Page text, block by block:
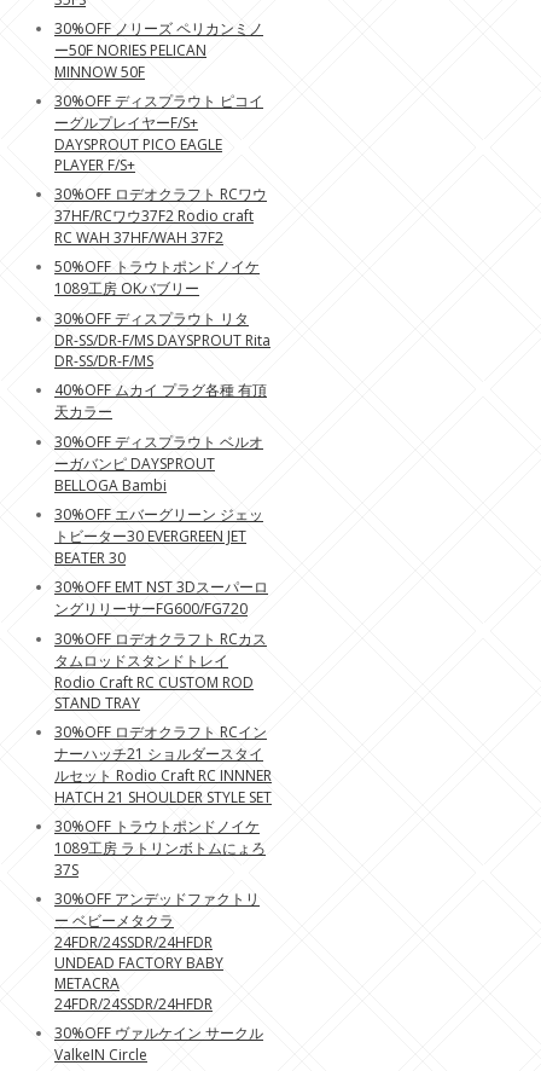
30%OFF ノリーズ ペリカンミノ
ー50F NORIES PELICAN
MINNOW 50F
30%OFF ディスプラウト ピコイ
ーグルプレイヤーF/S+
DAYSPROUT PICO EAGLE
PLAYER F/S+
30%OFF ロデオクラフト RCワウ
37HF/RCワウ37F2 Rodio craft
RC WAH 37HF/WAH 37F2
50%OFF トラウトポンドノイケ
1089工房 OKバブリー
30%OFF ディスプラウト リタ
DR-SS/DR-F/MS DAYSPROUT Rita
DR-SS/DR-F/MS
40%OFF ムカイ プラグ各種 有頂
天カラー
30%OFF ディスプラウト ベルオ
ーガバンピ DAYSPROUT
BELLOGA Bambi
30%OFF エバーグリーン ジェッ
トビーター30 EVERGREEN JET
BEATER 30
30%OFF EMT NST 3Dスーパーロ
ングリリーサーFG600/FG720
30%OFF ロデオクラフト RCカス
タムロッドスタンドトレイ
Rodio Craft RC CUSTOM ROD
STAND TRAY
30%OFF ロデオクラフト RCイン
ナーハッチ21 ショルダースタイ
ルセット Rodio Craft RC INNNER
HATCH 21 SHOULDER STYLE SET
30%OFF トラウトポンドノイケ
1089工房 ラトリンボトムにょろ
37S
30%OFF アンデッドファクトリ
ー ベビーメタクラ
24FDR/24SSDR/24HFDR
UNDEAD FACTORY BABY
METACRA
24FDR/24SSDR/24HFDR
30%OFF ヴァルケイン サークル
ValkeIN Circle